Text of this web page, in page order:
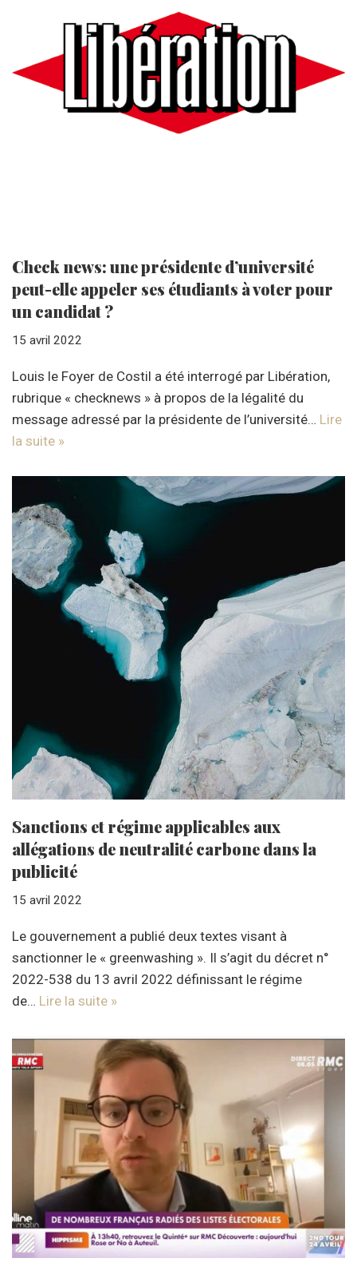
Check news: une présidente d’université
peut-elle appeler ses étudiants à voter pour
un candidat ?
15 avril 2022
Louis le Foyer de Costil a été interrogé par Libération,
rubrique « checknews » à propos de la légalité du
message adressé par la présidente de l’université… Lire
la suite »
Sanctions et régime applicables aux
allégations de neutralité carbone dans la
publicité
15 avril 2022
Le gouvernement a publié deux textes visant à
sanctionner le « greenwashing ». Il s’agit du décret n°
2022-538 du 13 avril 2022 définissant le régime
de… Lire la suite »